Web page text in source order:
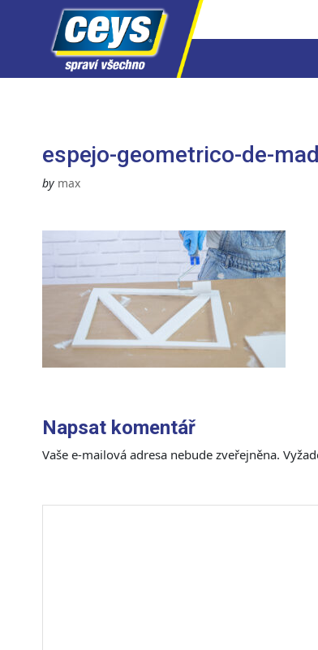
espejo-geometrico-de-
by max
Napsat komentář
Vaše e-mailová adresa nebude zveřejněna.